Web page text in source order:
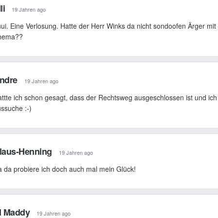
19 Jahren ago
Eine Verlosung. Hatte der Herr Winks da nicht sondoofen Ärger mit
19 Jahren ago
ich schon gesagt, dass der Rechtsweg ausgeschlossen ist und
:-)
Henning 19 Jahren ago
da probiere ich doch auch mal mein Glück!
Maddy 19 Jahren ago